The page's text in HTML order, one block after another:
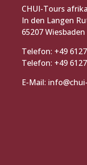
CHUI-Tours
In den Langen
65207 Wiesbaden
Telefon: +49
Telefon: +49
E-Mail: